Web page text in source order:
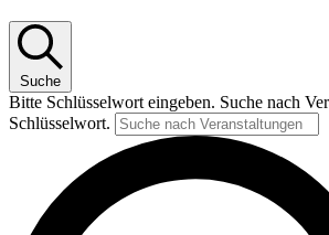
Suche
Bitte Schlüsselwort eingeben. Suche nach
Schlüsselwort.